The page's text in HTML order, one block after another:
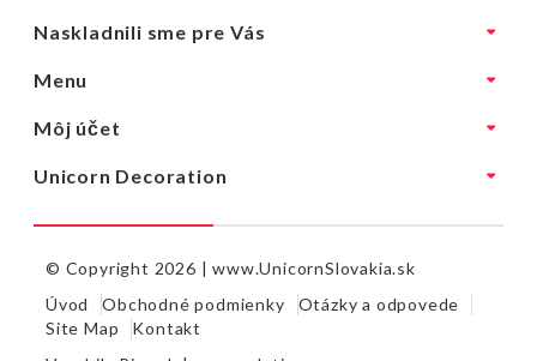
Naskladnili sme pre Vás
Menu
Môj účet
Unicorn Decoration
© Copyright 2026 |www.UnicornSlovakia.sk
Úvod
Obchodné podmienky
Otázky a odpovede
Site Map
Kontakt